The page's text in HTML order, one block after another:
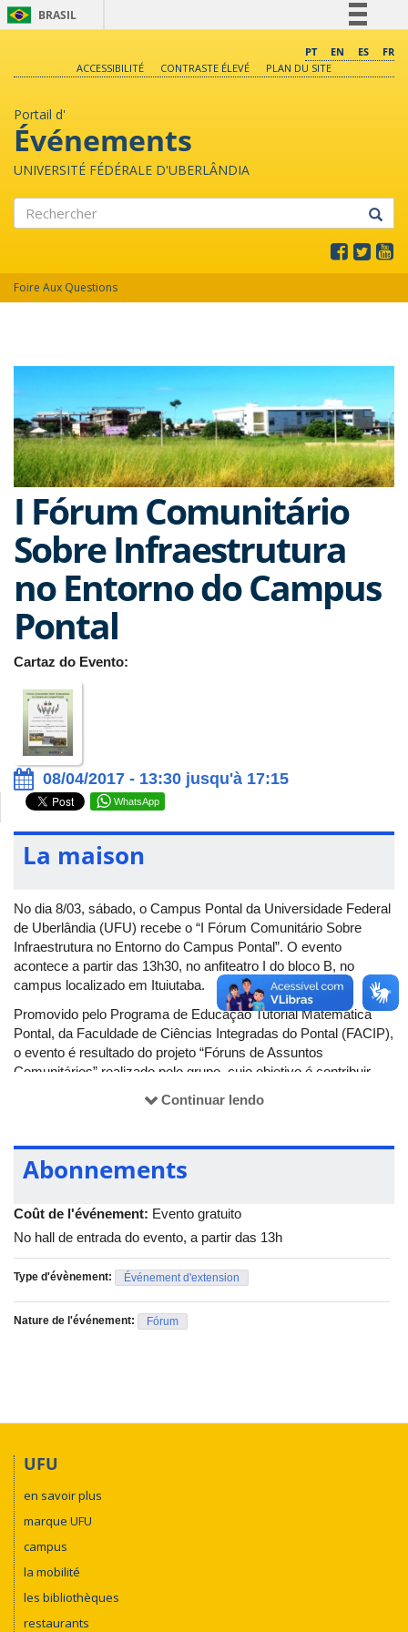
BRASIL
Comunica BR
PT EN ES
FR
ACCESSIBILITÉ
CONTRASTE ÉLEVÉ PLAN DU SITE
Portail d'
Événements
UNIVERSITÉ FÉDÉRALE D'UBERLÂNDIA
Foire Aux Questions
I Fórum Comunitário
Sobre Infraestrutura
no Entorno do Campus
Pontal
Cartaz do Evento:
08/04/2017 - 13:30 jusqu'à 17:15
WhatsApp
La maison
No dia 8/03, sábado, o Campus Pontal da Universidade Federal
de Uberlândia (UFU) recebe o “I Fórum Comunitário Sobre
Infraestrutura no Entorno do Campus Pontal”. O evento
acontece a partir das 13h30, no anfiteatro I do bloco B, no
campus localizado em Ituiutaba.
Promovido pelo Programa de Educação Tutorial Matemática
Pontal, da Faculdade de Ciências Integradas do Pontal (FACIP),
o evento é resultado do projeto “Fóruns de Assuntos
Comunitários” realizado pelo grupo, cujo objetivo é contribuir
agente capaz de contribuir efetivamente para a melhoria do
O Fórum visa estabelecer um diálogo entre a comunidade
acadêmica da UFU e a comunidade dos bairros vizinhos ao
às condições de melhoria das áreas públicas no entorno do
campus, que beneficiem todos. Para realizar as discussões, o
da Universidade, autoridades do poder público municipal de
Ituiutaba e o reitor da UFU, Valder Steffen.
Aberto para a comunidade, os interessados em participar
Continuar lendo
Abonnements
Coût de l'événement: Evento gratuito
No hall de entrada do evento, a partir das 13h
Type d'évènement: Événement d'extension
Nature de l'événement: Fórum
UFU
en savoir plus
marque UFU
campus
la mobilité
les bibliothèques
restaurants